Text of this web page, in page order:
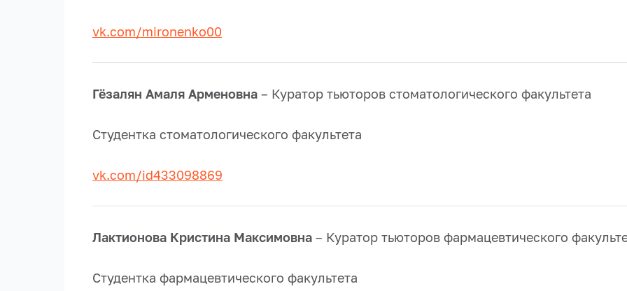
vk.com/mironenko00
Гёзалян Амаля Арменовна – Куратор тьюторов стоматологического факультета
Студентка стоматологического факультета
vk.com/id433098869
Лактионова Кристина Максимовна – Куратор тьюторов фармацевтического
Студентка фармацевтического факультета